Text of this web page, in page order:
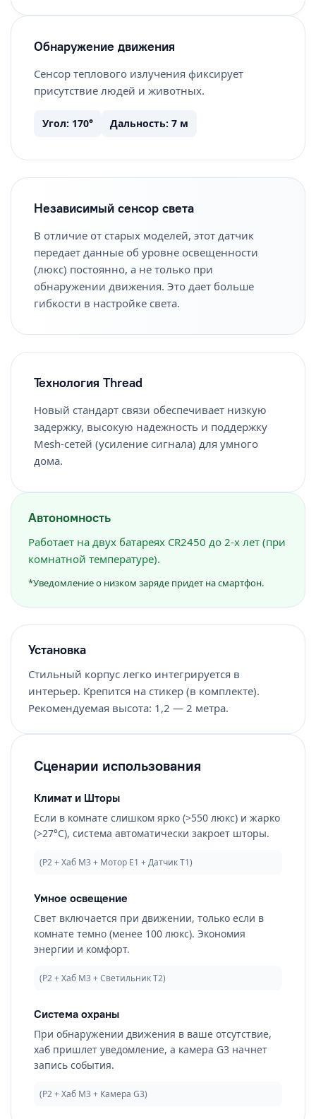
Обнаружение движения
Сенсор теплового излучения фиксирует
присутствие людей и животных.
Угол: 170° Дальность: 7 м
Независимый сенсор света
В отличие от старых моделей, этот датчик
передает данные об уровне освещенности
(люкс) постоянно, а не только при
обнаружении движения. Это дает больше
гибкости в настройке света.
Технология Thread
Новый стандарт связи обеспечивает низкую
задержку, высокую надежность и поддержку
Mesh-сетей (усиление сигнала) для умного
дома.
Автономность
Работает на двух батареях CR2450 до 2-х лет (при
комнатной температуре).
*Уведомление о низком заряде придет на смартфон.
Установка
Стильный корпус легко интегрируется в
интерьер. Крепится на стикер (в комплекте).
Рекомендуемая высота: 1,2 — 2 метра.
Сценарии использования
Климат и Шторы
Если в комнате слишком ярко (>550 люкс) и жарко
(>27°C), система автоматически закроет шторы.
(P2 + Хаб M3 + Мотор E1 + Датчик T1)
Умное освещение
Свет включается при движении, только если в
комнате темно (менее 100 люкс). Экономия
энергии и комфорт.
(P2 + Хаб M3 + Светильник T2)
Система охраны
При обнаружении движения в ваше отсутствие,
хаб пришлет уведомление, а камера G3 начнет
запись события.
(P2 + Хаб M3 + Камера G3)